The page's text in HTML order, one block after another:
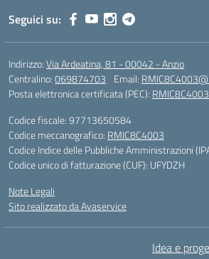
Seguici su:
Indirizzo:Via Ardeatina, 81 - 00042 - Anzio
Centralino:069874703 Email:
Posta elettronica certificata (PEC):
Codice fiscale: 97713650584
Codice meccanografico: RMIC8C4003
Codice Indice delle Pubbliche Amministrazioni
Codice unico di fatturazione (CUF): UFYDZH
Note Legali
Sito realizzato da Avaservice
Idea e